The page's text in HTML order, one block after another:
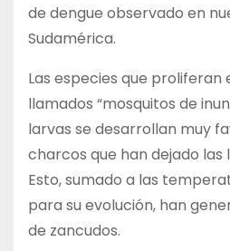
de dengue observado en
Sudamérica.
Las especies que proliferan
llamados “mosquitos de
larvas se desarrollan muy
charcos que han dejado las
Esto, sumado a las
para su evolución, han
de zancudos.